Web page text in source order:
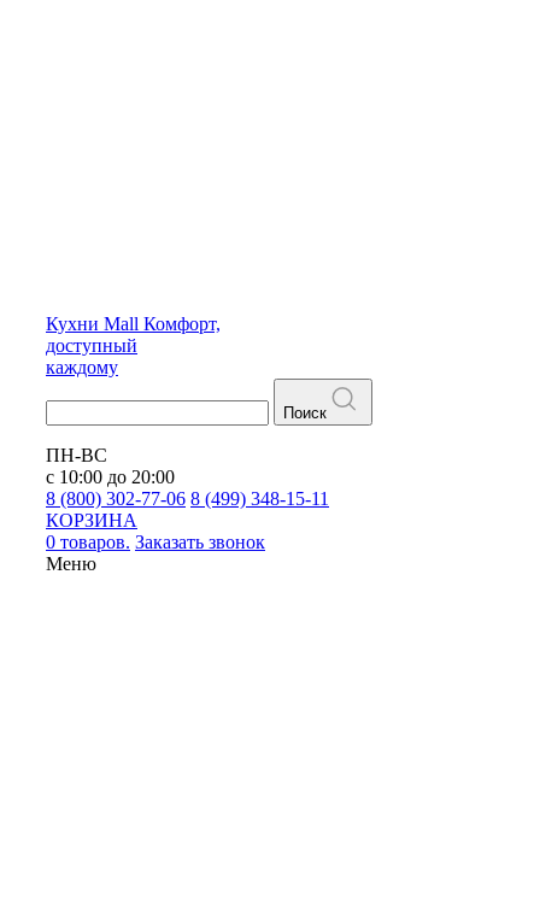
Кухни Mall Комфорт,
доступный
каждому
Поиск
ПН-ВС
с 10:00 до 20:00
8 (800) 302-77-06 8 (499) 348-15-11
КОРЗИНА
0 товаров. Заказать звонок
Меню